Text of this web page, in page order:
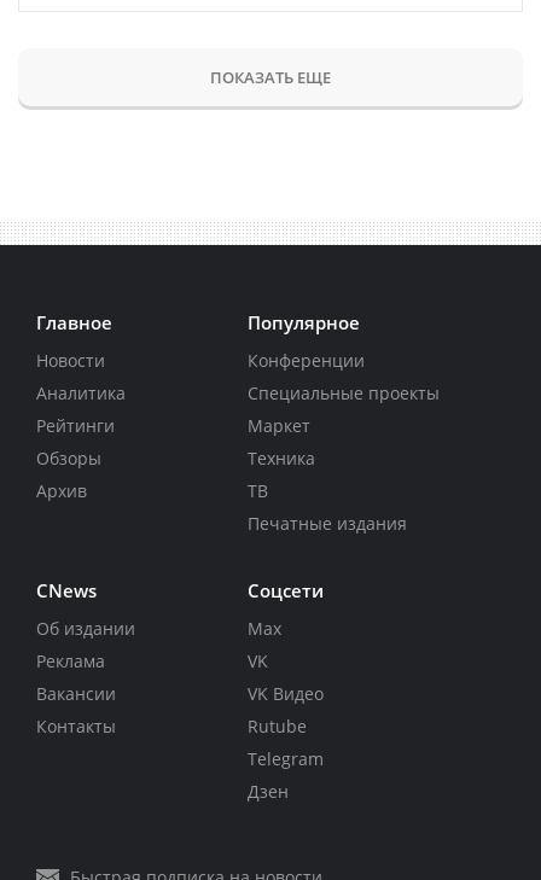
ПОКАЗАТЬ ЕЩЕ
Главное
Новости
Аналитика
Рейтинги
Обзоры
Архив
Популярное
Конференции
Специальные проекты
Маркет
Техника
ТВ
Печатные издания
CNews
Об издании
Реклама
Вакансии
Контакты
Соцсети
Max
VK
VK Видео
Rutube
Telegram
Дзен